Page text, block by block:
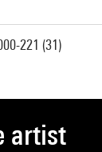
221 (31)
artist